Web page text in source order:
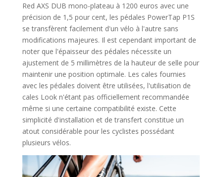
Red AXS DUB mono-plateau à 1200 euros avec une
précision de 1,5 pour cent, les pédales PowerTap P1S
se transfèrent facilement d'un vélo à l'autre sans
modifications majeures. Il est cependant important de
noter que l'épaisseur des pédales nécessite un
ajustement de 5 millimètres de la hauteur de selle pour
maintenir une position optimale. Les cales fournies
avec les pédales doivent être utilisées, l'utilisation de
cales Look n'étant pas officiellement recommandée
même si une certaine compatibilité existe. Cette
simplicité d'installation et de transfert constitue un
atout considérable pour les cyclistes possédant
plusieurs vélos.